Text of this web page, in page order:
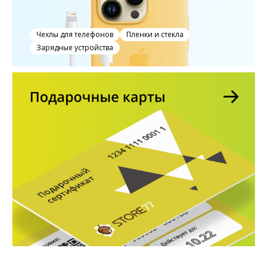
Чехлы для телефонов
Пленки и стекла
Зарядные устройства